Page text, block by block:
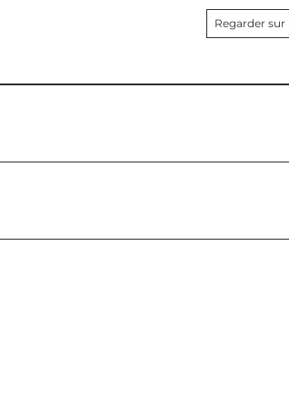
Regarder sur